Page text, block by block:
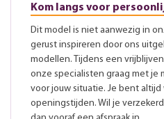
Kom langs voor
Dit model is niet aanwezig in
gerust inspireren door ons
modellen. Tijdens een
onze specialisten graag met je
voor jouw situatie. Je bent altijd
openingstijden. Wil je